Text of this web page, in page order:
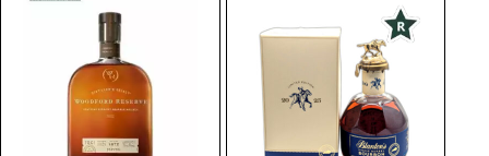
70
cl
-
40°
cl